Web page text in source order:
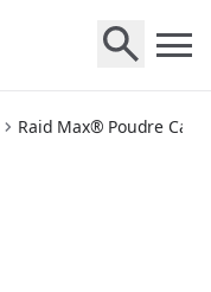
Raid Max® Poudre